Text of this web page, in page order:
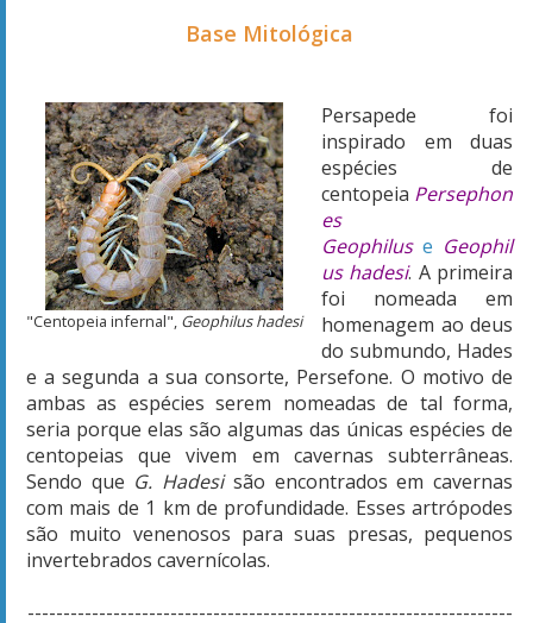
Base Mitológica
"Centopeia infernal", Geophilus hadesi
Persapede foi
inspirado em duas
espécies de
centopeia Persephon
es
Geophilus e Geophil
us hadesi. A primeira
foi nomeada em
homenagem ao deus
do submundo, Hades
e a segunda a sua consorte, Persefone. O motivo de
ambas as espécies serem nomeadas de tal forma,
seria porque elas são algumas das únicas espécies de
centopeias que vivem em cavernas subterrâneas.
Sendo que G. Hadesisão encontrados em cavernas
com mais de 1 km de profundidade. Esses artrópodes
são muito venenosos para suas presas, pequenos
invertebrados cavernícolas.
--------------------------------------------------------------------